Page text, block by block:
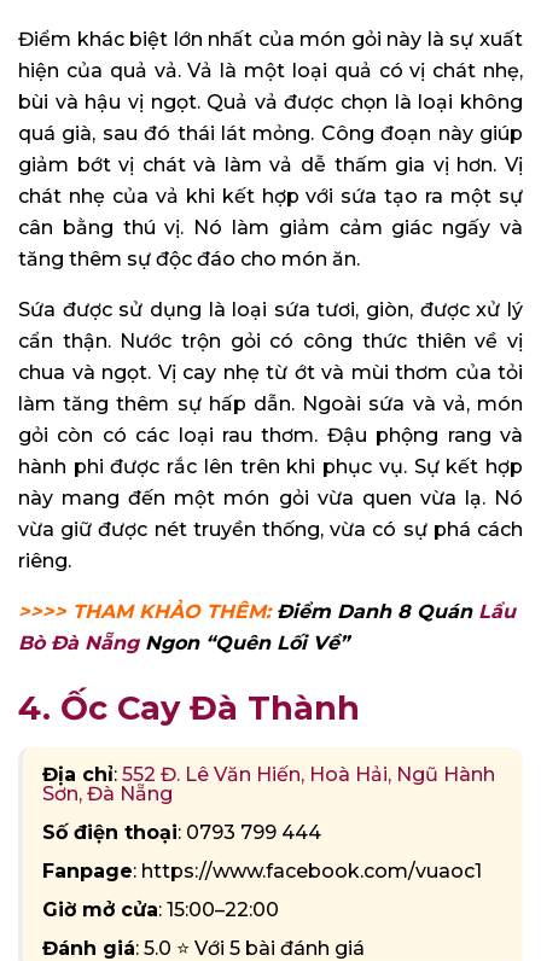
Điểm khác biệt lớn nhất của món gỏi này là sự xuất
hiện của quả vả. Vả là một loại quả có vị chát nhẹ,
bùi và hậu vị ngọt. Quả vả được chọn là loại không
quá già, sau đó thái lát mỏng. Công đoạn này giúp
giảm bớt vị chát và làm vả dễ thấm gia vị hơn. Vị
chát nhẹ của vả khi kết hợp với sứa tạo ra một sự
cân bằng thú vị. Nó làm giảm cảm giác ngấy và
tăng thêm sự độc đáo cho món ăn.
Sứa được sử dụng là loại sứa tươi, giòn, được xử lý
cẩn thận. Nước trộn gỏi có công thức thiên về vị
chua và ngọt. Vị cay nhẹ từ ớt và mùi thơm của tỏi
làm tăng thêm sự hấp dẫn. Ngoài sứa và vả, món
gỏi còn có các loại rau thơm. Đậu phộng rang và
hành phi được rắc lên trên khi phục vụ. Sự kết hợp
này mang đến một món gỏi vừa quen vừa lạ. Nó
vừa giữ được nét truyền thống, vừa có sự phá cách
riêng.
>>>> THAM KHẢO THÊM: Điểm Danh 8 Quán Lẩu
Bò Đà Nẵng Ngon “Quên Lối Về”
4. Ốc Cay Đà Thành
Địa chỉ: 552 Đ. Lê Văn Hiến, Hoà Hải, Ngũ Hành
Sơn, Đà Nẵng
Số điện thoại: 0793 799 444
Fanpage: https://www.facebook.com/vuaoc1
Giờ mở cửa: 15:00–22:00
Đánh giá: 5.0 ⭐ Với 5 bài đánh giá